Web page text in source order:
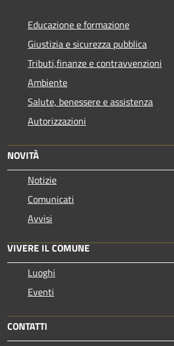
Educazione e formazione
Giustizia e sicurezza pubblica
Tributi,finanze e contravvenzioni
Ambiente
Salute, benessere e assistenza
Autorizzazioni
NOVITÀ
Notizie
Comunicati
Avvisi
VIVERE IL COMUNE
Luoghi
Eventi
CONTATTI